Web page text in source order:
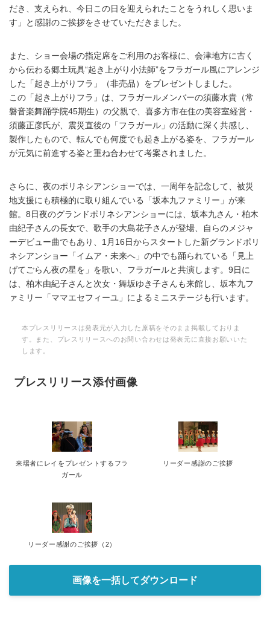
だき、支えられ、今日この日を迎えられたことをうれしく思いま
す」と感謝のご挨拶をさせていただきました。
また、ショー会場の指定席をご利用のお客様に、会津地方に古く
から伝わる郷土玩具“起き上がり小法師”をフラガール風にアレンジ
した「起き上がりフラ」（非売品）をプレゼントしました。
この「起き上がりフラ」は、フラガールメンバーの須藤水貴（常
磐音楽舞踊学院45期生）の父親で、喜多方市在住の美容室経営・
須藤正彦氏が、震災直後の「フラガール」の活動に深く共感し、
製作したもので、転んでも何度でも起き上がる姿を、フラガール
が元気に前進する姿と重ね合わせて考案されました。
さらに、夜のポリネシアンショーでは、一周年を記念して、被災
地支援にも積極的に取り組んでいる「坂本九ファミリー」が来
館。8日夜のグランドポリネシアンショーには、坂本九さん・柏木
由紀子さんの長女で、歌手の大島花子さんが登場、自らのメジャ
ーデビュー曲でもあり、1月16日からスタートした新グランドポリ
ネシアンショー「イムア・未来へ」の中でも踊られている「見上
げてごらん夜の星を」を歌い、フラガールと共演します。9日に
は、柏木由紀子さんと次女・舞坂ゆき子さんも来館し、坂本九フ
ァミリー「ママエセフィーユ」によるミニステージも行います。
本プレスリリースは発表元が入力した原稿をそのまま掲載しておりま
す。また、プレスリリースへのお問い合わせは発表元に直接お願いいた
します。
プレスリリース添付画像
来場者にレイをプレゼントするフラ
ガール
リーダー感謝のご挨拶
リーダー感謝のご挨拶（2）
画像を一括してダウンロード